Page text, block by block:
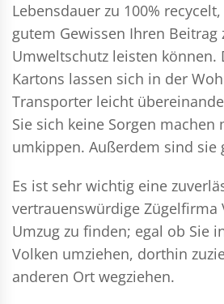
Lebensdauer zu 100%
gutem Gewissen Ihren Beitrag
Umweltschutz leisten können.
Kartons lassen sich in der
Transporter leicht
Sie sich keine Sorgen machen
umkippen. Außerdem sind sie
Es ist sehr wichtig eine
vertrauenswürdige Zügelfirma
Umzug zu finden; egal ob Sie
Volken umziehen, dorthin
anderen Ort wegziehen.